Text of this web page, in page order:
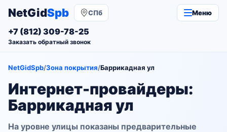
NetGidSpb СПб Меню
+7 (812) 309-78-25
Заказать обратный звонок
NetGidSpb/Зона покрытия/Баррикадная ул
Интернет-провайдеры:
Баррикадная ул
На уровне улицы показаны предварительные